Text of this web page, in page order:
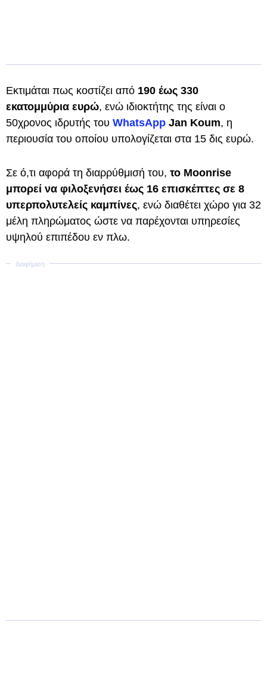
Εκτιμάται πως κοστίζει από 190 έως 330
εκατομμύρια ευρώ, ενώ ιδιοκτήτης της είναι ο
50χρονος ιδρυτής του WhatsApp Jan Koum, η
περιουσία του οποίου υπολογίζεται στα 15 δις ευρώ.
Σε ό,τι αφορά τη διαρρύθμισή του, το Moonrise
μπορεί να φιλοξενήσει έως 16 επισκέπτες σε 8
υπερπολυτελείς καμπίνες, ενώ διαθέτει χώρο για 32
μέλη πληρώματος ώστε να παρέχονται υπηρεσίες
υψηλού επιπέδου εν πλω.